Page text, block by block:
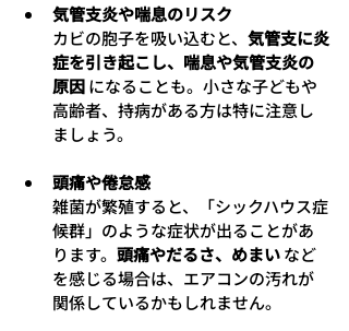
気管支炎や喘息のリスク
カビの胞子を吸い込むと、 気管支に炎
症を引き起こし、喘息や気管支炎の
原因 になることも。小さな子どもや
高齢者、持病がある方は特に注意し
ましょう。
頭痛や倦怠感
雑菌が繁殖すると、「シックハウス症
候群」のような症状が出ることがあ
ります。 頭痛やだるさ、めまい など
を感じる場合は、エアコンの汚れが
関係しているかもしれません。